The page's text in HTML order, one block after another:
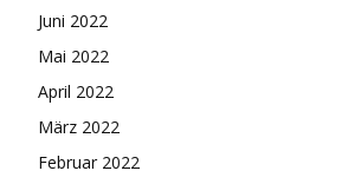
Juni 2022
Mai 2022
April 2022
März 2022
Februar 2022